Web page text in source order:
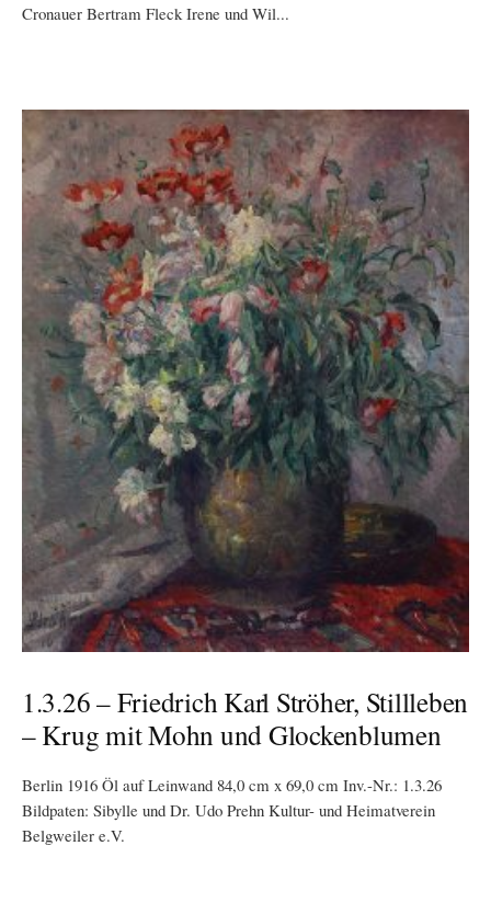
Cronauer Bertram Fleck Irene und Wil...
1.3.26 – Friedrich Karl Ströher, Stillleben
– Krug mit Mohn und Glockenblumen
Berlin 1916 Öl auf Leinwand 84,0 cm x 69,0 cm Inv.-Nr.: 1.3.26
Bildpaten: Sibylle und Dr. Udo Prehn Kultur- und Heimatverein
Belgweiler e.V.